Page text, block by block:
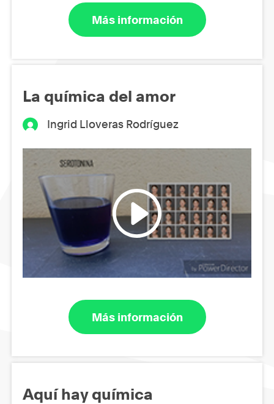
Más información
La química del amor
Ingrid Lloveras Rodríguez
Más información
Aquí hay química